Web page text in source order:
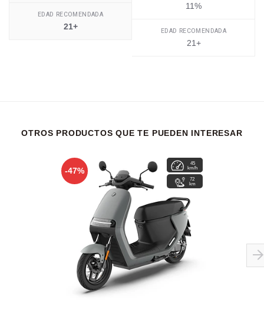
EDAD RECOMENDADA
21+
11%
EDAD RECOMENDADA
21+
OTROS PRODUCTOS QUE TE PUEDEN INTERESAR
-47%
4
hrs
45
km/h
72
km